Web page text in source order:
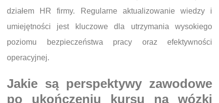
działem HR firmy. Regularne aktualizowanie wiedzy i
umiejętności jest kluczowe dla utrzymania wysokiego
poziomu bezpieczeństwa pracy oraz efektywności
operacyjnej.
Jakie są perspektywy zawodowe
po ukończeniu kursu na wózki